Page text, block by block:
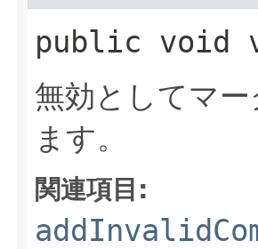
public void
無効としてマ
ます。
関連項目: